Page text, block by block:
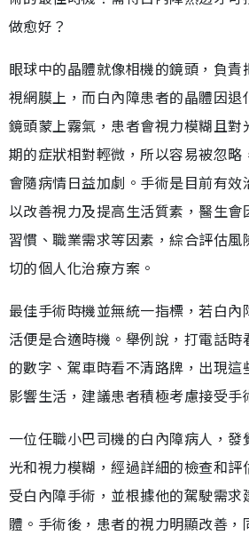
做愈好？
眼球中的晶體就像相機的鏡頭，負責
視網膜上，而白內障患者的晶體因退
鏡頭蒙上霧氣，患者會視力模糊且對
期的症狀相對輕微，所以容易被忽略
會隨病情日益加劇。手術是目前有效
以改善視力及提高生活質素，醫生
習慣、職業需求等因素，綜合評估
切的個人化治療方案。
最佳手術時機並無統一指標，若白內
活便是合適時機。舉例說，打電話時
的數字、駕車時看不清路牌，出現
影響生活，建議患者積極考慮接受手
一位任職小巴司機的白內障病人，發
光和視力模糊，經過詳細的檢查和
受白內障手術，並根據他的駕駛需求
體。手術後，患者的視力明顯改善